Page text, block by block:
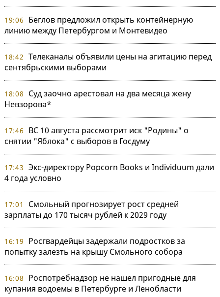
19:06
Беглов предложил открыть контейнерную
линию между Петербургом и Монтевидео
18:42 Телеканалы объявили цены на агитацию перед
сентябрьскими выборами
18:08
Суд заочно арестовал на два месяца жену
Невзорова*
17:46
ВС 10 августа рассмотрит иск "Родины" о
снятии "Яблока" с выборов в Госдуму
17:43 Экс-директору Popcorn Books и Individuum дали
4 года условно
17:01
Смольный прогнозирует рост средней
зарплаты до 170 тысяч рублей к 2029 году
16:19
Росгвардейцы задержали подростков за
попытку залезть на крышу Смольного собора
16:08
Роспотребнадзор не нашел пригодные для
купания водоемы в Петербурге и Ленобласти